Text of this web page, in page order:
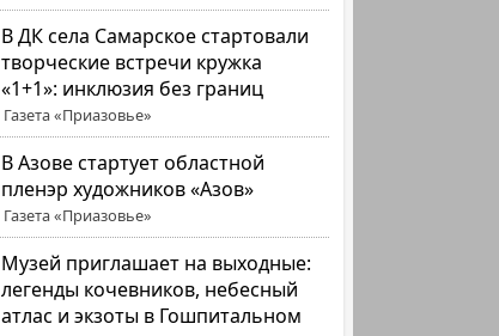
В ДК села Самарское стартовали
творческие встречи кружка
«1+1»: инклюзия без границ
Газета «Приазовье»
В Азове стартует областной
пленэр художников «Азов»
Газета «Приазовье»
Музей приглашает на выходные:
легенды кочевников, небесный
атлас и экзоты в Гошпитальном